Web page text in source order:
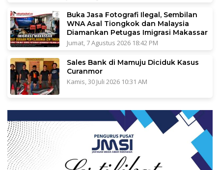
Buka Jasa Fotografi Ilegal, Sembilan
WNA Asal Tiongkok dan Malaysia
Diamankan Petugas Imigrasi Makassar
Jumat, 7 Agustus 2026 18:42 PM
Sales Bank di Mamuju Diciduk Kasus
Curanmor
Kamis, 30 Juli 2026 10:31 AM